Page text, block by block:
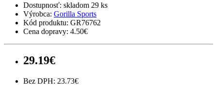
Dostupnosť: skladom 29 ks
Výrobca: Gorilla Sports
Kód produktu: GR76762
Cena dopravy: 4.50€
29.19€
Bez DPH: 23.73€